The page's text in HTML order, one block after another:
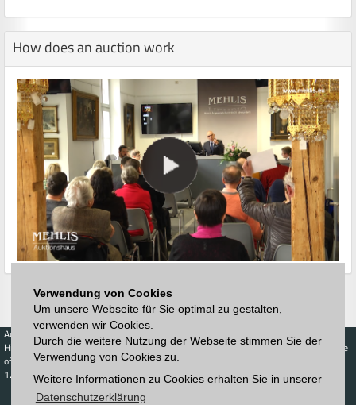
Verwendung von Cookies
Um unsere Webseite für Sie optimal zu gestalten,
verwenden wir Cookies.
Durch die weitere Nutzung der Webseite stimmen Sie der
Verwendung von Cookies zu.
Weitere Informationen zu Cookies erhalten Sie in unserer
Datenschutzerklärung
How does an auction work
Auctions
Highest acceptance
of bids
123. Auktion
Schedule
Catalog
Buy
Live-Auction
Calendar
Sell
Price Database
Highest acceptance
Auction house